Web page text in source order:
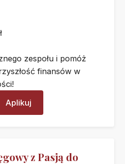
zespołu i pomóż
finansów w
Aplikuj
z Pasją do